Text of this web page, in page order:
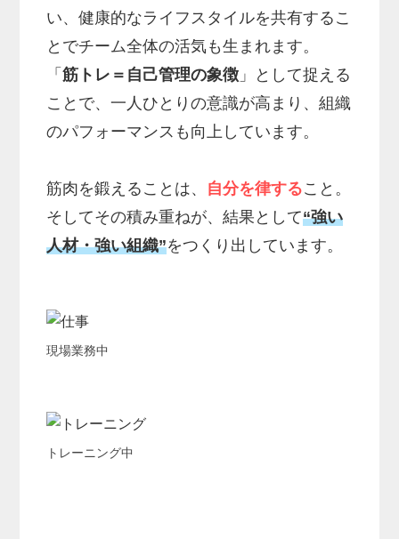
い、健康的なライフスタイルを共有するこ
とでチーム全体の活気も生まれます。
「筋トレ＝自己管理の象徴 」として捉える
ことで、一人ひとりの意識が高まり、組織
のパフォーマンスも向上しています。
筋肉を鍛えることは、 自分を律すること。
そしてその積み重ねが、結果として“強い
人材・強い組織”をつくり出しています。
現場業務中
トレーニング中